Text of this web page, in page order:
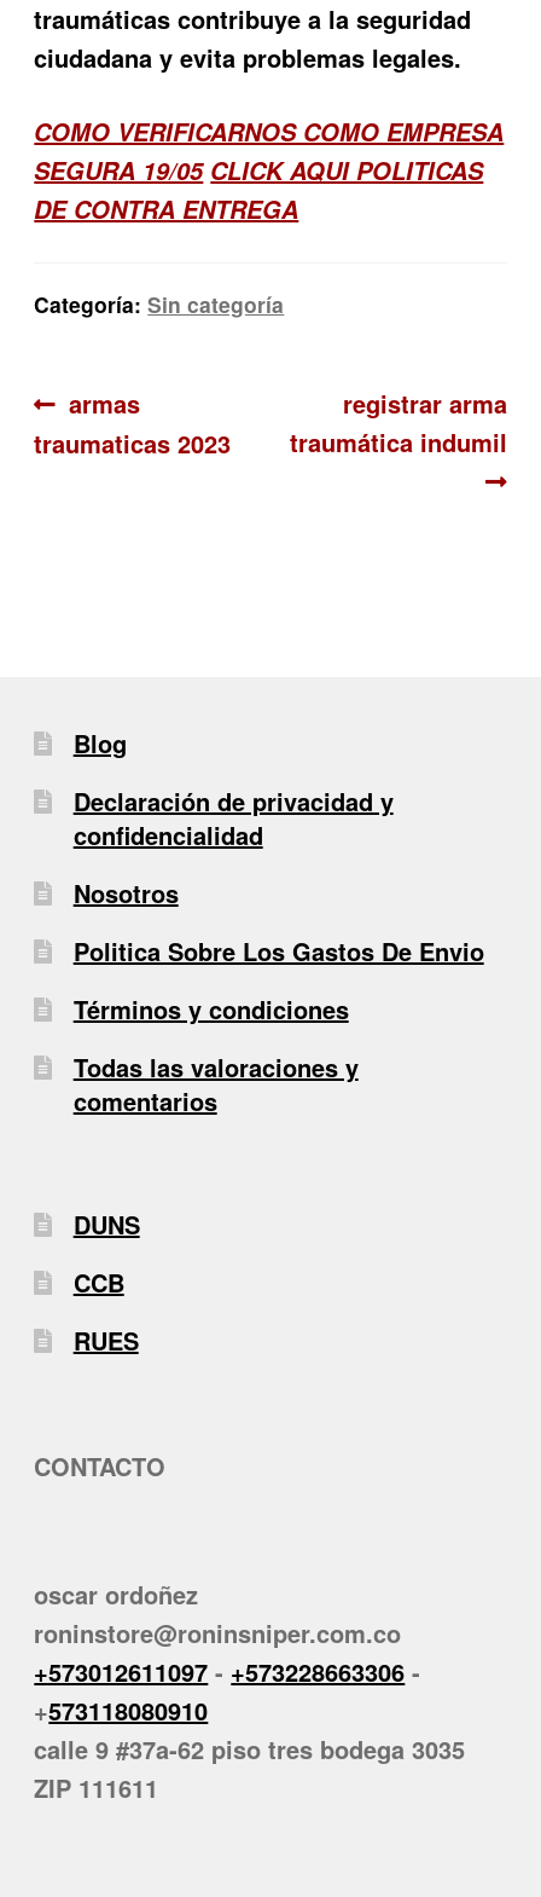
traumáticas contribuye a la seguridad
ciudadana y evita problemas legales.
COMO VERIFICARNOS COMO EMPRESA
SEGURA 19/05 CLICK AQUI POLITICAS
DE CONTRA ENTREGA
Categoría:Sin categoría
Navegación
de
Anterior:
armas
traumaticas 2023
Siguiente:
registrar arma
traumática indumil
Blog
Declaración de privacidad y
confidencialidad
Nosotros
Politica Sobre Los Gastos De Envio
Términos y condiciones
Todas las valoraciones y
comentarios
DUNS
CCB
RUES
CONTACTO
oscar ordoñez
roninstore@roninsniper.com.co
+573012611097 - +573228663306 -
+573118080910
calle 9 #37a-62 piso tres bodega 3035
ZIP 111611